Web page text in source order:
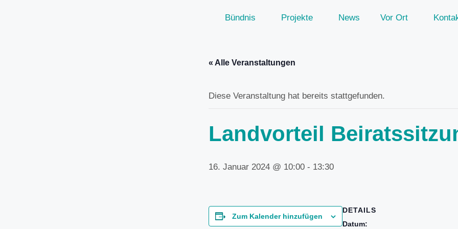
Bündnis Projekte News Vor Ort
« Alle Veranstaltungen
Diese Veranstaltung hat bereits stattgefunden.
Landvorteil
16. Januar 2024 @ 10:00 - 13:30
Zum Kalender hinzufügen
DETAILS
Datum: